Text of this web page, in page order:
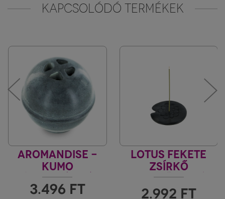
KAPCSOLÓDÓ TERMÉKEK
AROMANDISE -
KUMO
PÁLCIKA ÉS KÚP
ÉGETŐ EDÉNY
3.496 FT
LOTUS FEKETE
ZSÍRKŐ
FÜSTÖLŐTARTÓ /
FÜSTÖLŐÉGETŐ
2.992 FT